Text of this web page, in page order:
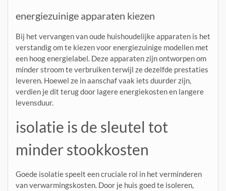
energiezuinige apparaten kiezen
Bij het vervangen van oude huishoudelijke apparaten is het
verstandig om te kiezen voor energiezuinige modellen met
een hoog energielabel. Deze apparaten zijn ontworpen om
minder stroom te verbruiken terwijl ze dezelfde prestaties
leveren. Hoewel ze in aanschaf vaak iets duurder zijn,
verdien je dit terug door lagere energiekosten en langere
levensduur.
isolatie is de sleutel tot
minder stookkosten
Goede isolatie speelt een cruciale rol in het verminderen
van verwarmingskosten. Door je huis goed te isoleren,